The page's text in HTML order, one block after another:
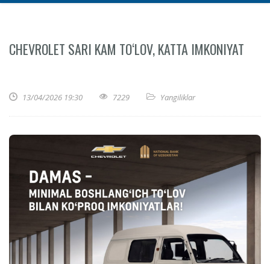
CHEVROLET SARI KAM TO‘LOV, KATTA IMKONIYAT
13/04/2026 19:30 7229 Yangiliklar